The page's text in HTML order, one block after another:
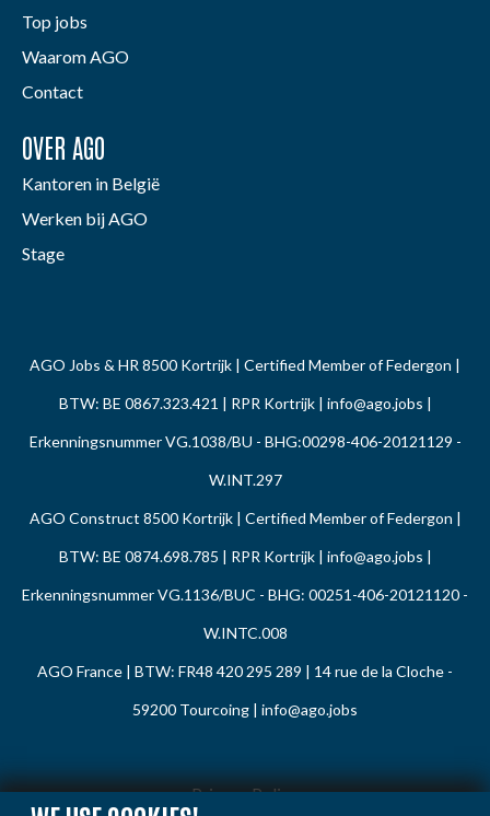
Top jobs
Waarom AGO
Contact
OVER AGO
Kantoren in België
Werken bij AGO
Stage
AGO Jobs & HR 8500 Kortrijk | Certified Member of Federgon |
BTW: BE 0867.323.421 | RPR Kortrijk | info@ago.jobs |
Erkenningsnummer VG.1038/BU - BHG:00298-406-20121129 -
W.INT.297
AGO Construct 8500 Kortrijk | Certified Member of Federgon |
BTW: BE 0874.698.785 | RPR Kortrijk | info@ago.jobs |
Erkenningsnummer VG.1136/BUC - BHG: 00251-406-20121120 -
W.INTC.008
AGO France | BTW: FR48 420 295 289 | 14 rue de la Cloche -
59200 Tourcoing | info@ago.jobs
Privacy Policy